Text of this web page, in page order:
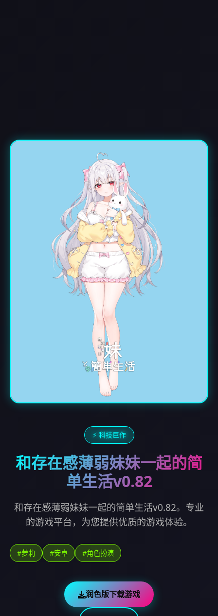
⚡ 科技巨作
和存在感薄弱妹妹一起的简
单生活v0.82
和存在感薄弱妹妹一起的简单生活v0.82。专业
的游戏平台，为您提供优质的游戏体验。
#萝莉 #安卓 #角色扮演
润色版下载游戏